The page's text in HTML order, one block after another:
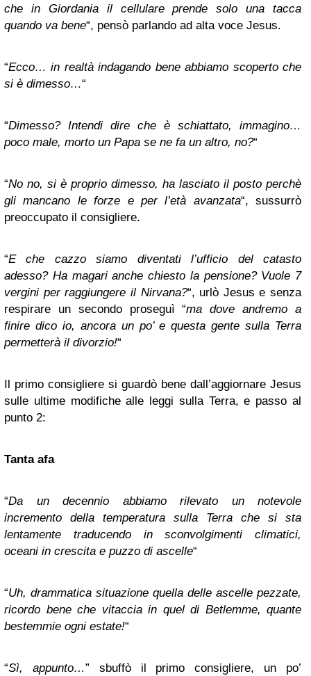
che in Giordania il cellulare prende solo una tacca
quando va bene“, pensò parlando ad alta voce Jesus.
“Ecco… in realtà indagando bene abbiamo scoperto che
si è dimesso…“
“Dimesso? Intendi dire che è schiattato, immagino…
poco male, morto un Papa se ne fa un altro, no?“
“No no, si è proprio dimesso, ha lasciato il posto perchè
gli mancano le forze e per l’età avanzata“, sussurrò
preoccupato il consigliere.
“E che cazzo siamo diventati l’ufficio del catasto
adesso? Ha magari anche chiesto la pensione? Vuole 7
vergini per raggiungere il Nirvana?“, urlò Jesus e senza
respirare un secondo proseguì “ma dove andremo a
finire dico io, ancora un po’ e questa gente sulla Terra
permetterà il divorzio!“
Il primo consigliere si guardò bene dall’aggiornare Jesus
sulle ultime modifiche alle leggi sulla Terra, e passo al
punto 2:
Tanta afa
“Da un decennio abbiamo rilevato un notevole
incremento della temperatura sulla Terra che si sta
lentamente traducendo in sconvolgimenti climatici,
oceani in crescita e puzzo di ascelle“
“Uh, drammatica situazione quella delle ascelle pezzate,
ricordo bene che vitaccia in quel di Betlemme, quante
bestemmie ogni estate!“
“Sì, appunto…” sbuffò il primo consigliere, un po’